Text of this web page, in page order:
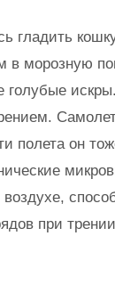
гладить
в морозную
голубые
полета он
воздухе,
при